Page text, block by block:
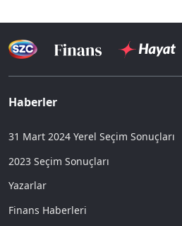
Haberler
31 Mart 2024 Yerel Seçim Sonuçları
2023 Seçim Sonuçları
Yazarlar
Finans Haberleri